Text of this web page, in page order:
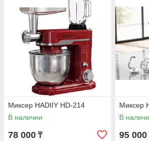
Миксер HADIIY HD-214
В наличии
78 000 ₸
Миксер
В
95 000